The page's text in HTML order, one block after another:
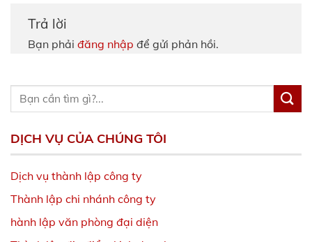
Trả lời
Bạn phải đăng nhập để gửi phản hồi.
DỊCH VỤ CỦA CHÚNG TÔI
Dịch vụ thành lập công ty
Thành lập chi nhánh công ty
hành lập văn phòng đại diện